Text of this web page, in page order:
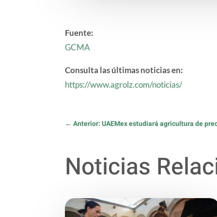
Fuente:
GCMA
Consulta las últimas noticias en:
https://www.agrolz.com/noticias/
←Anterior: UAEMex estudiará agricultura de
Noticias